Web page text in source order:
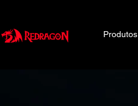
Produtos